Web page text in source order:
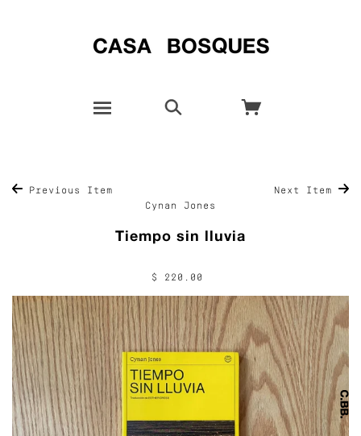
Previous Item
Next Item
Cynan Jones
Tiempo sin lluvia
$ 220.00